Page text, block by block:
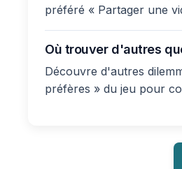
préféré « Partager une
Où trouver d'autres
Découvre d'autres
préfères » du jeu pour